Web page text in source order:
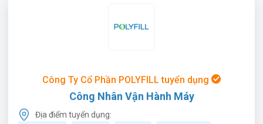
Công Ty Cổ Phần POLYFILL tuyển dụng
Công Nhân Vận Hành Máy
Địa điểm tuyển dụng: